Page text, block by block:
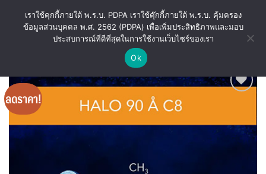
ลดราคา!
wishlist
เราใช้คุกกี้ภายใต้ พ.ร.บ. PDPA เราใช้คุ๊กกี้ภายใต้ พ.ร.บ. คุ้มครอง
ข้อมูลส่วนบุคคล พ.ศ. 2562 (PDPA) เพื่อเพิ่มประสิทธิภาพและมอบ
ประสบการณ์ที่ดีที่สุดในการใช้งานเว็บไซร์ของเรา
Ok